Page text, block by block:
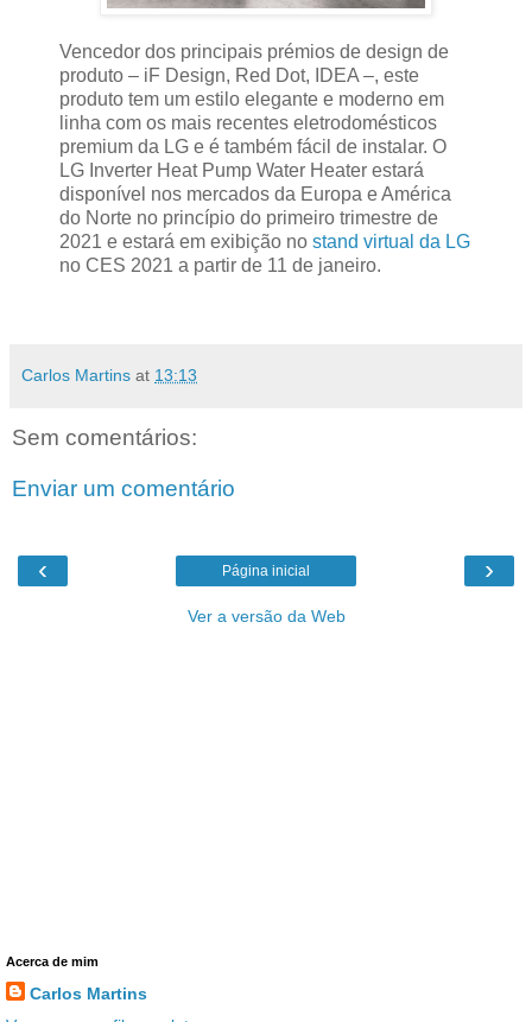
Vencedor dos principais prémios de design de
produto – iF Design, Red Dot, IDEA –, este
produto tem um estilo elegante e moderno em
linha com os mais recentes eletrodomésticos
premium da LG e é também fácil de instalar. O
LG Inverter Heat Pump Water Heater estará
disponível nos mercados da Europa e América
do Norte no princípio do primeiro trimestre de
2021 e estará em exibição no stand virtual da LG
no CES 2021 a partir de 11 de janeiro.
Carlos Martins at 13:13
Sem comentários:
Enviar um comentário
‹ ›
Página inicial
Ver a versão da Web
Acerca de mim
Carlos Martins